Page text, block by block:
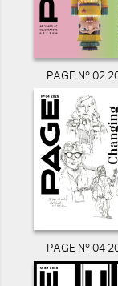
PAGE N° 02
PAGE N° 04